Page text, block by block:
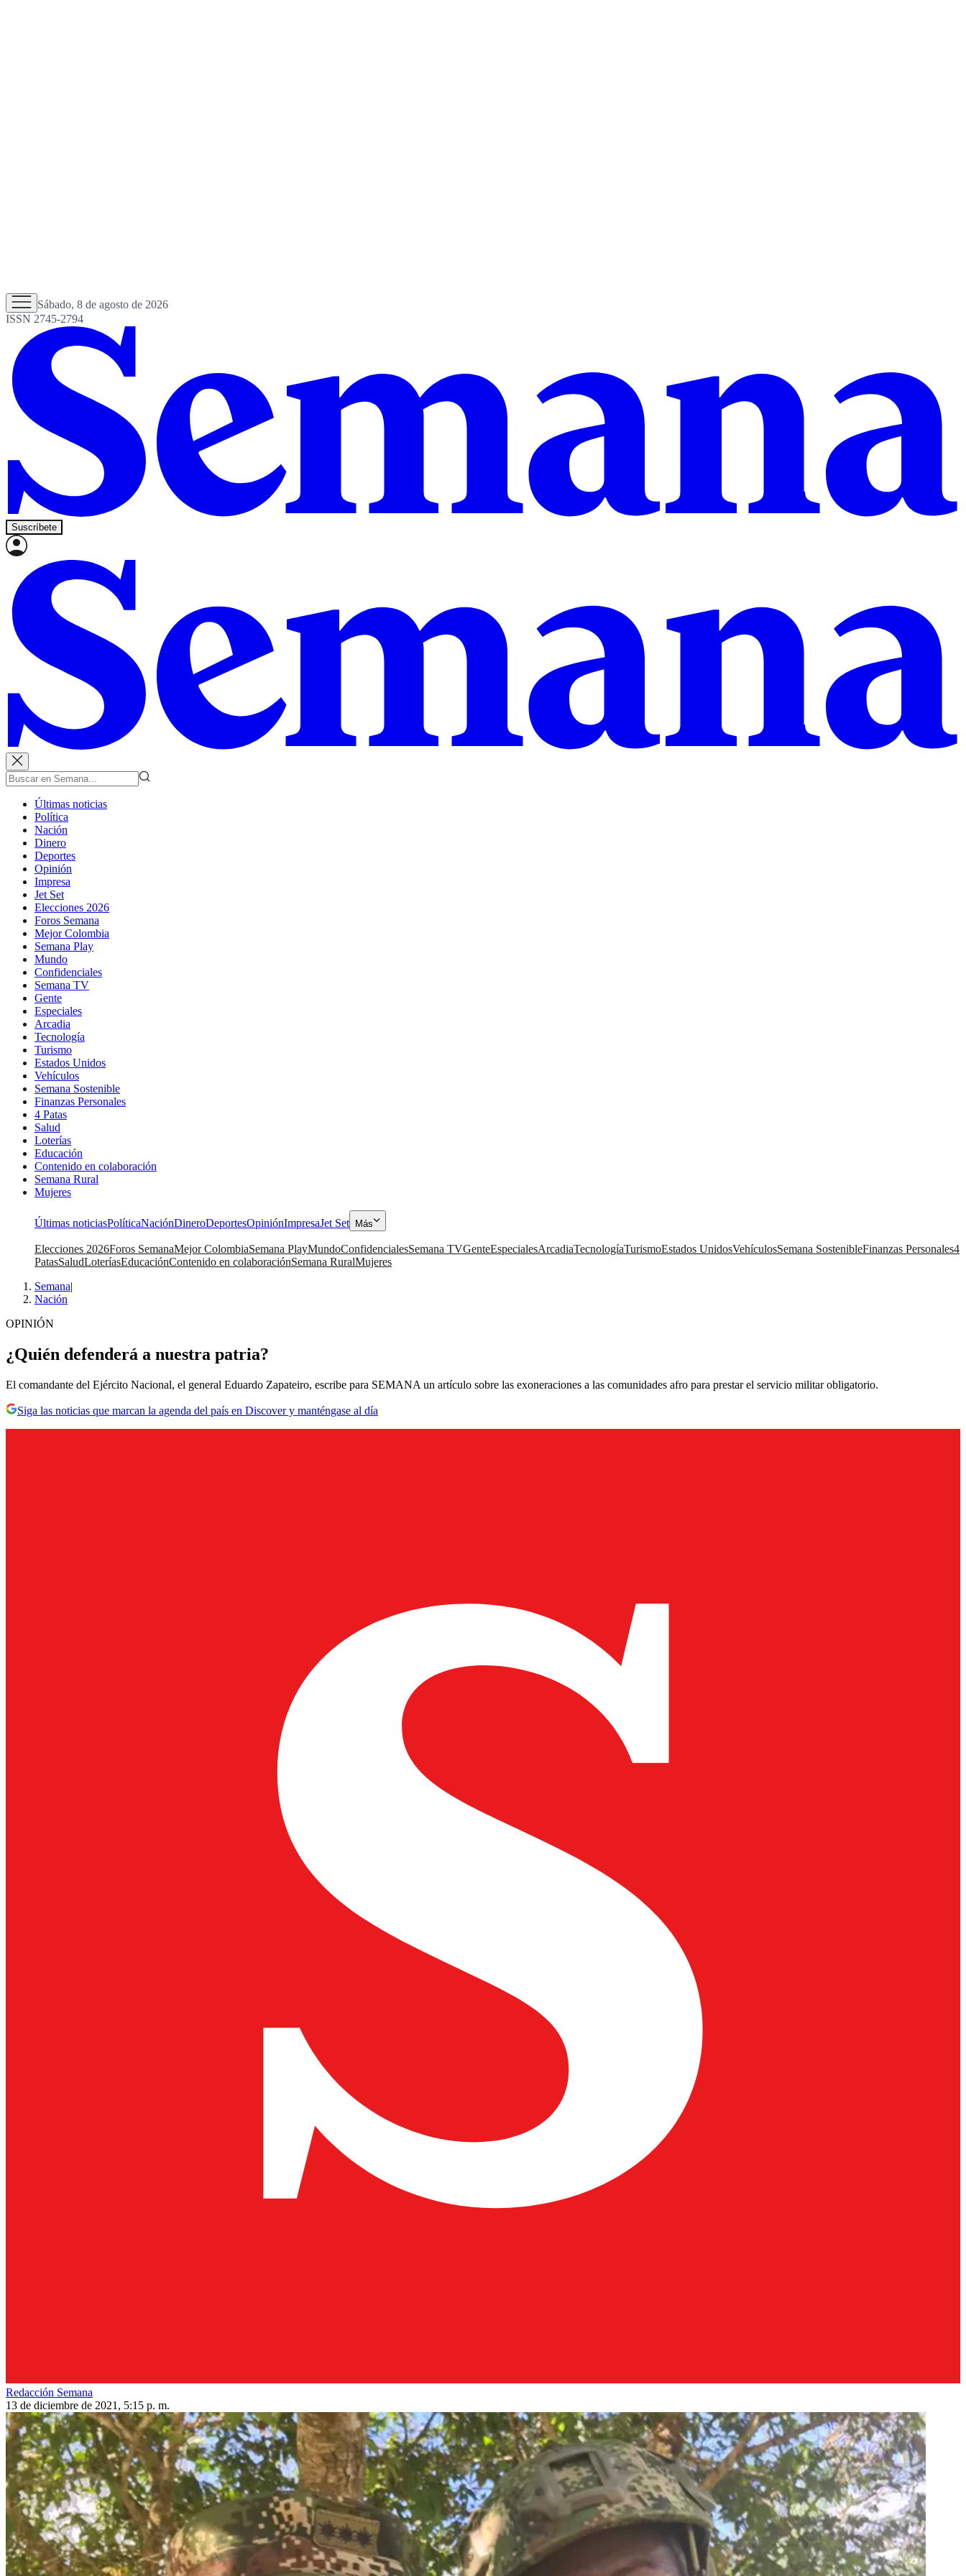
Sábado, 8 de agosto de 2026
ISSN 2745-2794
Suscríbete
Últimas noticias
Política
Nación
Dinero
Deportes
Opinión
Impresa
Jet Set
Elecciones 2026
Foros Semana
Mejor Colombia
Semana Play
Mundo
Confidenciales
Semana TV
Gente
Especiales
Arcadia
Tecnología
Turismo
Estados Unidos
Vehículos
Semana Sostenible
Finanzas Personales
4 Patas
Salud
Loterías
Educación
Contenido en colaboración
Semana Rural
Mujeres
Últimas noticiasPolíticaNaciónDineroDeportesOpiniónImpresaJet Set Más
Elecciones 2026Foros SemanaMejor ColombiaSemana PlayMundoConfidencialesSemana TVGenteEspecialesArcadiaTecnologíaTurismoEstados UnidosVehículosSemana SostenibleFinanzas Personales4
PatasSaludLoteríasEducaciónContenido en colaboraciónSemana RuralMujeres
Semana|
Nación
OPINIÓN
¿Quién defenderá a nuestra patria?
El comandante del Ejército Nacional, el general Eduardo Zapateiro, escribe para SEMANA un artículo sobre las exoneraciones a las comunidades afro para prestar el servicio militar obligatorio.
Siga las noticias que marcan la agenda del país en Discover y manténgase al día
Redacción Semana
13 de diciembre de 2021, 5:15 p. m.